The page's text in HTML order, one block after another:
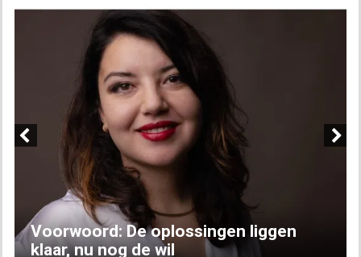
Voorwoord: De oplossingen liggen
klaar, nu nog de wil